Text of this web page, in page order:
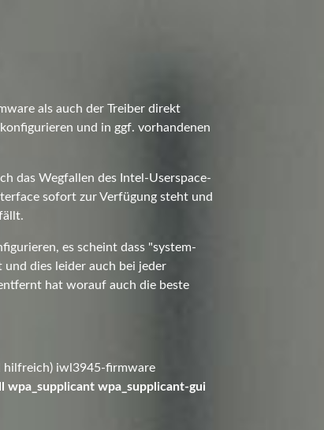
als auch der Treiber direkt
und in ggf. vorhandenen
das Wegfallen des Intel-Userspace-
sofort zur Verfügung steht und
es scheint dass "system-
dies leider auch bei jeder
hat worauf auch die beste
hilfreich) iwl3945-firmware
wpa_supplicant wpa_supplicant-gui